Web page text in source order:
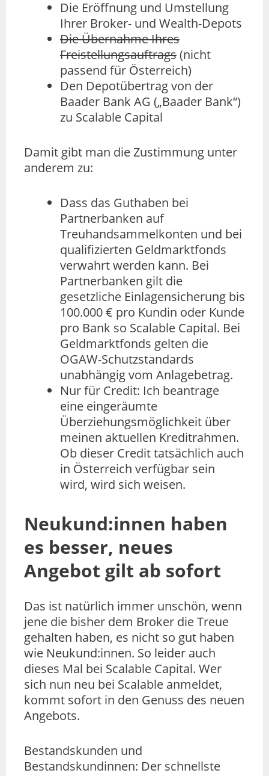
Die Eröffnung und Umstellung
Ihrer Broker- und Wealth-Depots
Die Übernahme Ihres
Freistellungsauftrags(nicht
passend für Österreich)
Den Depotübertrag von der
Baader Bank AG („Baader Bank“)
zu Scalable Capital
Damit gibt man die Zustimmung unter
anderem zu:
Dass das Guthaben bei
Partnerbanken auf
Treuhandsammelkonten und bei
qualifizierten Geldmarktfonds
verwahrt werden kann. Bei
Partnerbanken gilt die
gesetzliche Einlagensicherung bis
100.000 € pro Kundin oder Kunde
pro Bank so Scalable Capital. Bei
Geldmarktfonds gelten die
OGAW-Schutzstandards
unabhängig vom Anlagebetrag.
Nur für Credit: Ich beantrage
eine eingeräumte
Überziehungsmöglichkeit über
meinen aktuellen Kreditrahmen.
Ob dieser Credit tatsächlich auch
in Österreich verfügbar sein
wird, wird sich weisen.
Neukund:innen haben
es besser, neues
Angebot gilt ab sofort
Das ist natürlich immer unschön, wenn
jene die bisher dem Broker die Treue
gehalten haben, es nicht so gut haben
wie Neukund:innen. So leider auch
dieses Mal bei Scalable Capital. Wer
sich nun neu bei Scalable anmeldet,
kommt sofort in den Genuss des neuen
Angebots.
Bestandskunden und
Bestandskundinnen: Der schnellste